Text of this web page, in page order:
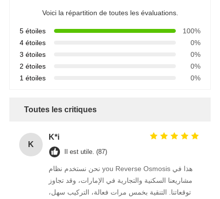
Voici la répartition de toutes les évaluations.
5 étoiles
100%
4 étoiles
0%
3 étoiles
0%
2 étoiles
0%
1 étoiles
0%
Toutes les critiques
K
K*i
Il est utile. (87)
نحن نستخدم نظام you Reverse Osmosis هذا في
مشاريعنا السكنية والتجارية في الإمارات، وقد تجاوز
توقعاتنا. التنقية بخمس مرات فعالة، التركيب سهل،